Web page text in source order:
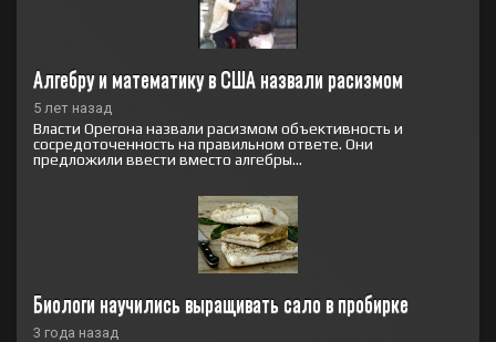
Алгебру и математику в США назвали расизмом
5 лет назад
Власти Орегона назвали расизмом объективность и
сосредоточенность на правильном ответе. Они
предложили ввести вместо алгебры...
Биологи научились выращивать сало в пробирке
3 года назад